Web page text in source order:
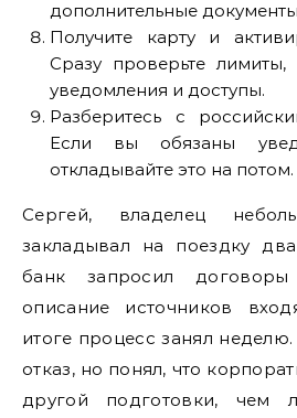
дополнительные
Получите карту и
Сразу проверьте
уведомления и доступы.
Разберитесь с
Если вы обязаны
откладывайте это на потом.
Сергей, владелец
закладывал на поездку
банк запросил
описание источников
итоге процесс занял
отказ, но понял, что
другой подготовки, чем